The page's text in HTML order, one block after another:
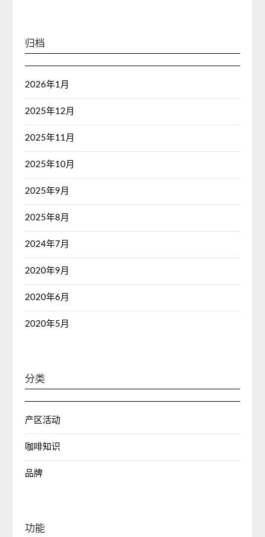
归档
2026年1月
2025年12月
2025年11月
2025年10月
2025年9月
2025年8月
2024年7月
2020年9月
2020年6月
2020年5月
分类
产区活动
咖啡知识
品牌
功能